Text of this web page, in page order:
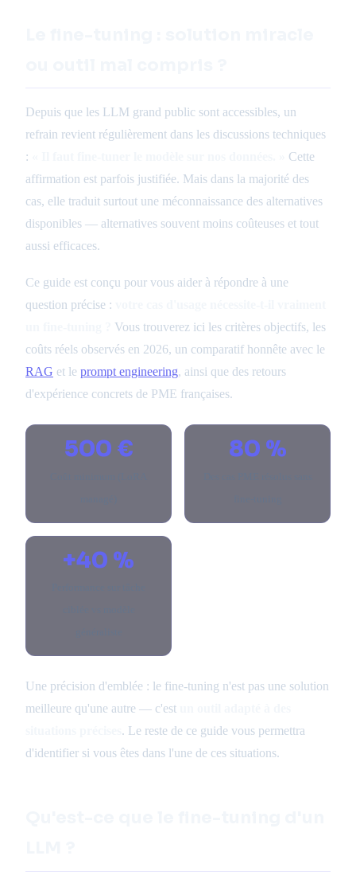
Depuis que les LLM grand public sont accessibles, un
refrain revient régulièrement dans les discussions techniques
:
Cette
affirmation est parfois justifiée. Mais dans la majorité des
cas, elle traduit surtout une méconnaissance des alternatives
disponibles — alternatives souvent moins coûteuses et tout
aussi efficaces.
Ce guide est conçu pour vous aider à répondre à une
question précise :
Vous trouverez ici les critères objectifs, les
coûts réels observés en 2026, un comparatif honnête avec le
RAG et le prompt engineering, ainsi que des retours
d'expérience concrets de PME françaises.
500 € 80 %
+40 %
Une précision d'emblée : le fine-tuning n'est pas une solution
meilleure qu'une autre — c'est
. Le reste de ce guide vous permettra
d'identifier si vous êtes dans l'une de ces situations.